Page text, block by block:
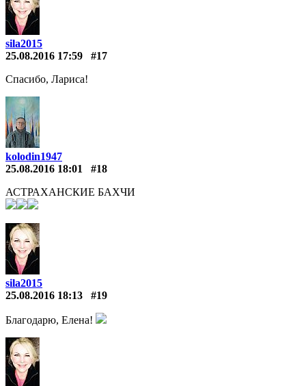
sila2015
25.08.2016 17:59
#17
Спасибо, Лариса!
kolodin1947
25.08.2016 18:01
#18
АСТРАХАНСКИЕ БАХЧИ
sila2015
25.08.2016 18:13
#19
Благодарю, Елена!